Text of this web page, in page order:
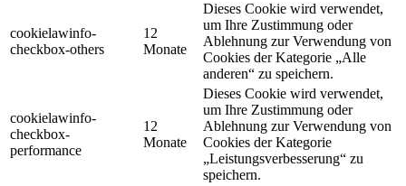
cookielawinfo-
checkbox-others
12
Monate
Dieses Cookie wird verwendet,
um Ihre Zustimmung oder
Ablehnung zur Verwendung von
Cookies der Kategorie „Alle
anderen“ zu speichern.
cookielawinfo-
checkbox-
performance
12
Monate
Dieses Cookie wird verwendet,
um Ihre Zustimmung oder
Ablehnung zur Verwendung von
Cookies der Kategorie
„Leistungsverbesserung“ zu
speichern.